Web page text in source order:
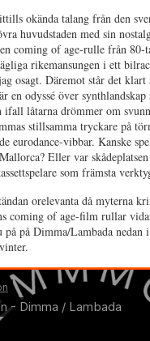
okända talang från den
huvudstaden med sin
coming of age-rulle från
rikemansungen i ett
osagt. Däremot står det klart
är en odyssé över
ifall låtarna drömmer om
stillsamma tryckare på
eurodance-vibbar. Kanske
Eller var
som främsta
orelevanta då myterna
coming of age-film rullar
på på Dimma/Lambada nedan